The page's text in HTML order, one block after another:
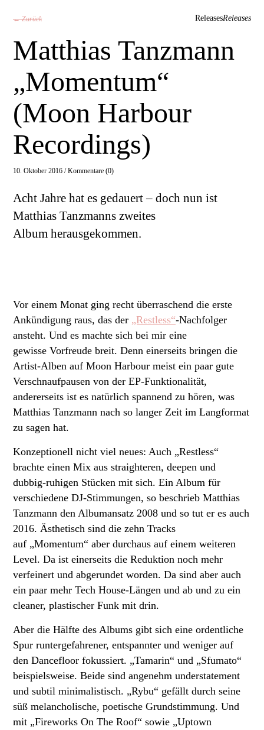
← Zurück ReleasesReleases
Matthias Tanzmann
„Momentum“
(Moon Harbour
Recordings)
10. Oktober 2016 /Kommentare (0)
Acht Jahre hat es gedauert – doch nun ist
Matthias Tanzmanns zweites
Album herausgekommen.
Vor einem Monat ging recht überraschend die erste
Ankündigung raus, das der „Restless“-Nachfolger
ansteht. Und es machte sich bei mir eine
gewisse Vorfreude breit. Denn einerseits bringen die
Artist-Alben auf Moon Harbour meist ein paar gute
Verschnaufpausen von der EP-Funktionalität,
andererseits ist es natürlich spannend zu hören, was
Matthias Tanzmann nach so langer Zeit im Langformat
zu sagen hat.
Konzeptionell nicht viel neues: Auch „Restless“
brachte einen Mix aus straighteren, deepen und
dubbig-ruhigen Stücken mit sich. Ein Album für
verschiedene DJ-Stimmungen, so beschrieb Matthias
Tanzmann den Albumansatz 2008 und so tut er es auch
2016. Ästhetisch sind die zehn Tracks
auf „Momentum“ aber durchaus auf einem weiteren
Level. Da ist einerseits die Reduktion noch mehr
verfeinert und abgerundet worden. Da sind aber auch
ein paar mehr Tech House-Längen und ab und zu ein
cleaner, plastischer Funk mit drin.
Aber die Hälfte des Albums gibt sich eine ordentliche
Spur runtergefahrener, entspannter und weniger auf
den Dancefloor fokussiert. „Tamarin“ und „Sfumato“
beispielsweise. Beide sind angenehm understatement
und subtil minimalistisch. „Rybu“ gefällt durch seine
süß melancholische, poetische Grundstimmung. Und
mit „Fireworks On The Roof“ sowie „Uptown